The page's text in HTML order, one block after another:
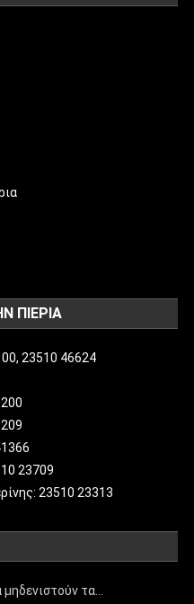
ΠΙΕΡΙΑ
23510 46624
23709
23510 23313
τα…